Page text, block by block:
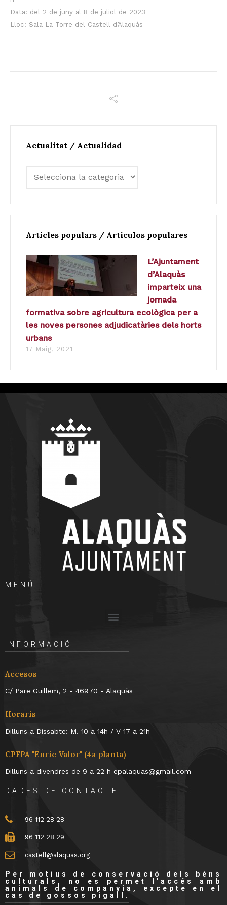
Data: del 2 de juny al 8 de juliol de 2023
Lloc: Sala La Torre del Castell d’Alaquàs
Actualitat / Actualidad
Articles populars / Artículos populares
L’Ajuntament
d’Alaquàs
imparteix una
jornada
formativa sobre agricultura ecològica per a
les noves persones adjudicatàries dels horts
urbans
17 Maig, 2021
MENÚ
INFORMACIÓ
Accesos
C/ Pare Guillem, 2 - 46970 - Alaquàs
Horaris
Dilluns a Dissabte: M. 10 a 14h / V 17 a 21h
CPFPA "Enric Valor" (4a planta)
Dilluns a divendres de 9 a 22 h epalaquas@gmail.com
DADES DE CONTACTE
96 112 28 28
96 112 28 29
castell@alaquas.org
Per motius de conservació dels béns
culturals, no es permet l'accés amb
animals de companyia, excepte en el
cas de gossos pigall.